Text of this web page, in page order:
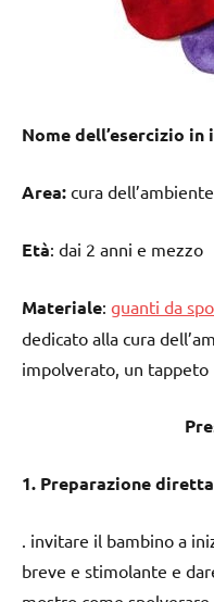
Nome dell’esercizio in
Area: cura dell’ambiente
Età: dai 2 anni e mezzo
Materiale: guanti da
dedicato alla cura
impolverato, un tappeto
1. Preparazione diretta
. invitare il bambino a
breve e stimolante e